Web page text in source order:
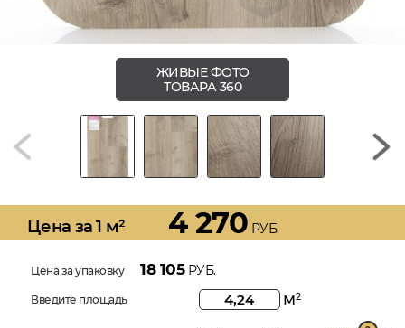
ЖИВЫЕ ФОТО
ТОВАРА 360
Цена за 1 м² 4 270 РУБ.
Цена за упаковку 18 105РУБ.
Введите площадь м2